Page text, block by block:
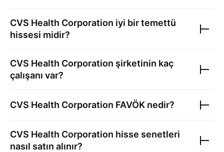
CVS Health Corporation iyi bir temettü
hissesi midir?
CVS Health Corporation şirketinin kaç
çalışanı var?
CVS Health Corporation FAVÖK nedir?
CVS Health Corporation hisse senetleri
nasıl satın alınır?